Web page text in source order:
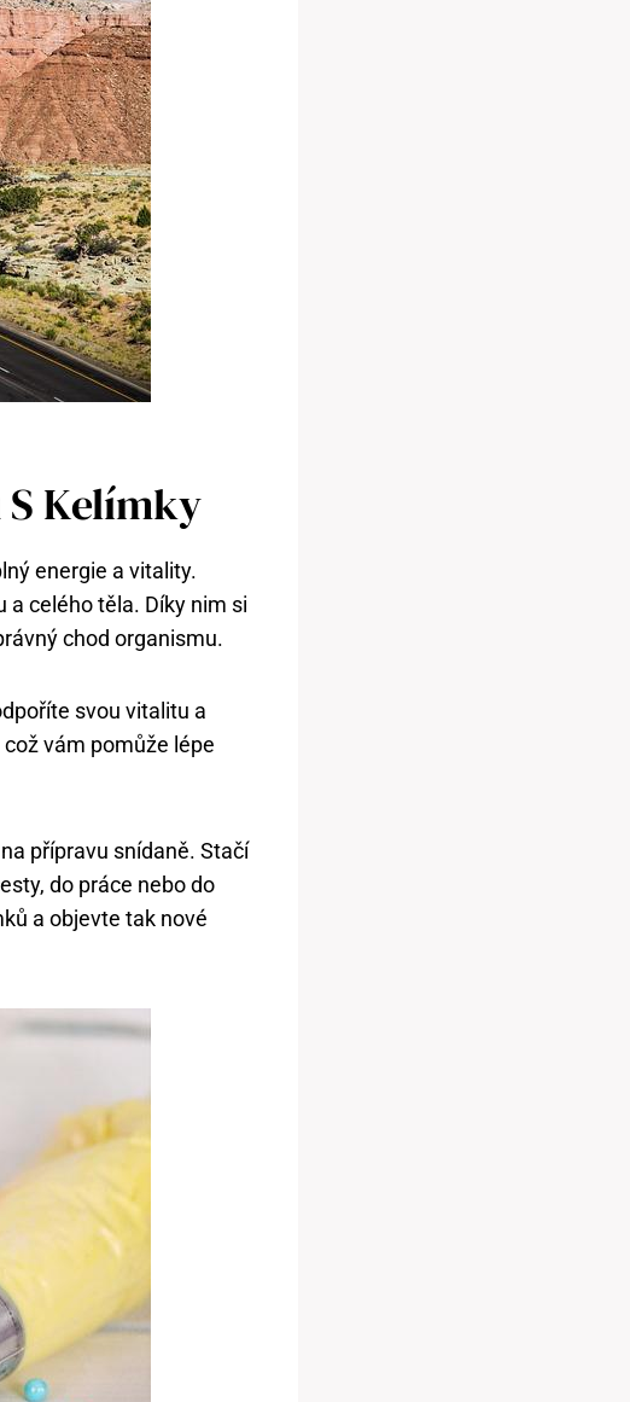
Kelímky
energie a vitality.
a celého těla. Díky nim si
chod organismu.
svou vitalitu a
vám pomůže lépe
přípravu snídaně. Stačí
do práce nebo do
a objevte tak nové